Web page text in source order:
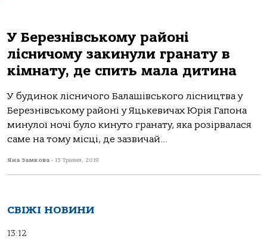
У Березнівському районі
лісничому закинули гранату в
кімнату, де спить мала дитина
У будинок лісничого Балашівського лісництва у
Березнівському районі у Яцькевичах Юрія Гапона
минулої ночі було кинуто гранату, яка розірвалася
саме на тому місці, де зазвичай...
Яна Замкова - 13 Травня, 2019
СВІЖІ НОВИНИ
13:12